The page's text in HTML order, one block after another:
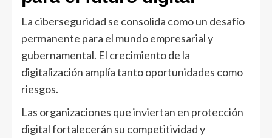
La ciberseguridad se consolida como un desafío
permanente para el mundo empresarial y
gubernamental. El crecimiento de la
digitalización amplía tanto oportunidades como
riesgos.
Las organizaciones que inviertan en protección
digital fortalecerán su competitividad y